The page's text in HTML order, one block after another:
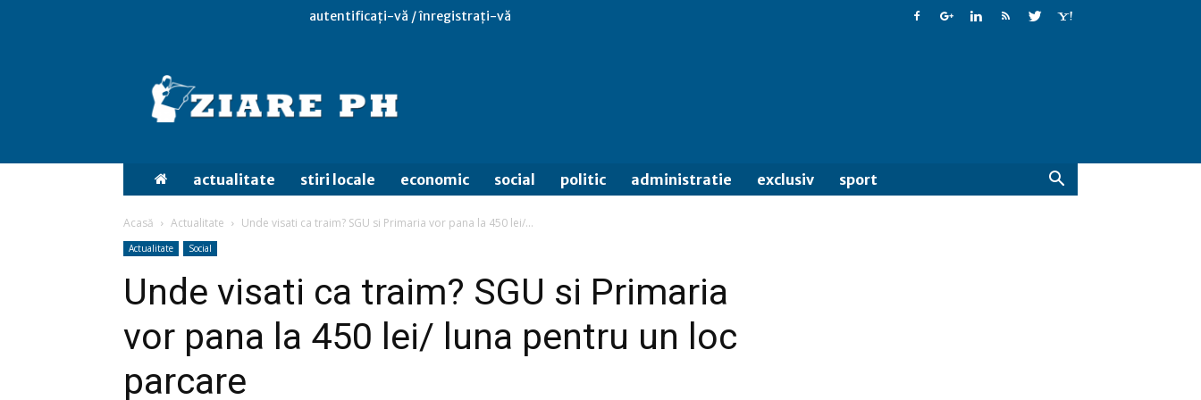
autentificați-vă / înregistrați-vă
actualitate stiri locale economic social politic administratie exclusiv sport
Acasă Actualitate Unde visati ca traim? SGU si Primaria vor pana la 450 lei/...
Actualitate Social
Unde visati ca traim? SGU si Primaria
vor pana la 450 lei/ luna pentru un loc
parcare